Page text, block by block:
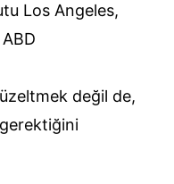
Los Angeles,
değil de,